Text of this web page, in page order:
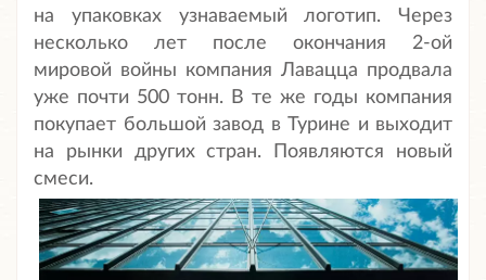
на упаковках узнаваемый логотип. Через
несколько лет после окончания 2-ой
мировой войны компания Лавацца продвала
уже почти 500 тонн. В те же годы компания
покупает большой завод в Турине и выходит
на рынки других стран. Появляются новый
смеси.